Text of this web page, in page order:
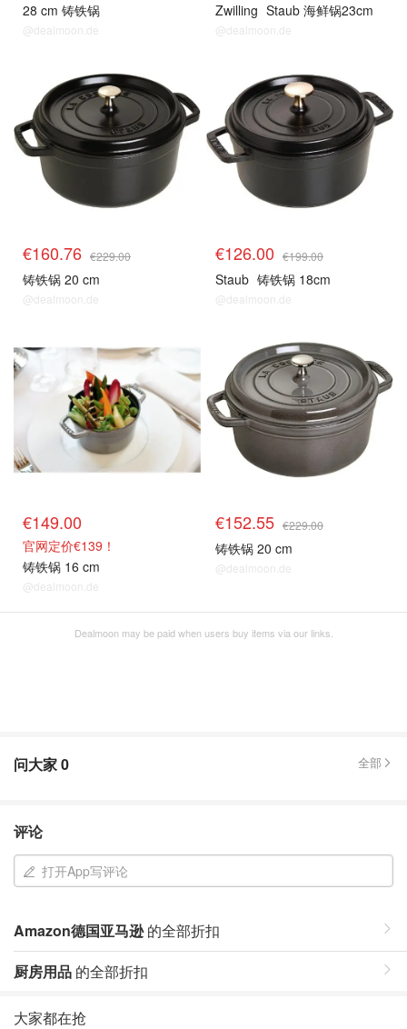
28 cm 铸铁锅
@dealmoon.de
Zwilling Staub 海鲜锅23cm
@dealmoon.de
€160.76 €229.00
铸铁锅 20 cm
@dealmoon.de
€126.00 €199.00
Staub 铸铁锅 18cm
@dealmoon.de
€149.00
官网定价€139！
铸铁锅 16 cm
@dealmoon.de
€152.55 €229.00
铸铁锅 20 cm
@dealmoon.de
Dealmoon may be paid when users buy items via our links.
问大家0 全部
评论
打开App写评论
Amazon德国亚马逊的全部折扣
厨房用品 的全部折扣
大家都在抢